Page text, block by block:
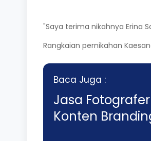
"Saya terima nikahnya Erina
Rangkaian pernikahan
Baca Juga :
Jasa
Konten